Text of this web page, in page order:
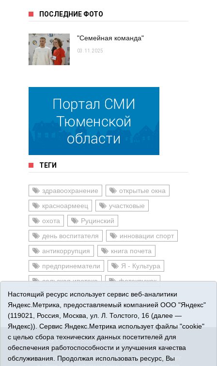
ПОСЛЕДНИЕ ФОТО
"Семейная команда"
03.11.2025
ТЕГИ
здравоохранение
открытые окна
красноармеец
участковые
охота
Руцинский
день воспитателя
инновации спорт
антикоррупция
книга почета
предпринематели
Я - Культура
сельская ипотека
фотокружок
диабет
16+© 2015-2026 Сетевое издание «Омутинское».
Регистрационный номер СМИ Эл № ФС77-65144 от 28
марта 2016 г., выданное Федеральной службой по надзору
Настоящий ресурс использует сервис веб-аналитики
Яндекс.Метрика, предоставляемый компанией ООО "Яндекс"
(119021, Россия, Москва, ул. Л. Толстого, 16 (далее —
Яндекс)). Сервис Яндекс.Метрика использует файлы "cookie"
с целью сбора технических данных посетителей для
обеспечения работоспособности и улучшения качества
обслуживания. Продолжая использовать ресурс, Вы